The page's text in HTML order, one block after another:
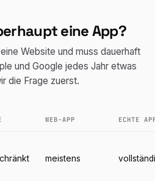
eine App?
Website und muss dauerhaft
und Google jedes Jahr etwas
die Frage zuerst.
WEB-APP ECHTE
meistens